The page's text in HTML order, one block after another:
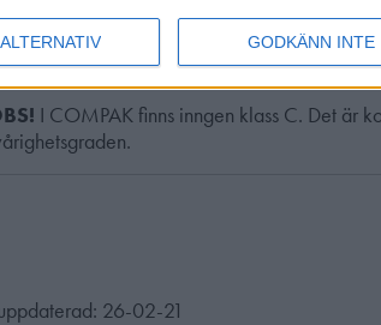
GODKÄNN INTE
Klass A: Lätt – en genomsnittlig skytt
Klass B: Medelsvår – träffprocent
Klass C: Svår – träffprocent 40–60%.
I COMPAK finns inngen klass C. Det är
26-02-21